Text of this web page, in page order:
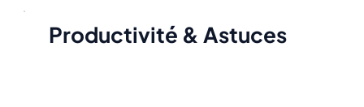
Productivité & Astuces